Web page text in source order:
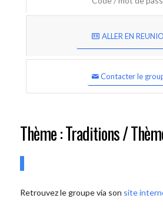
ALLER EN
Contacter le
Thème : Traditions /
Retrouvez le groupe via son site